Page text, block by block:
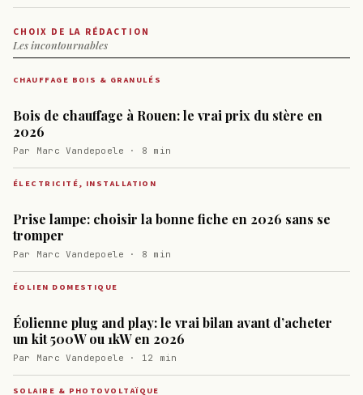
CHOIX DE LA RÉDACTION
Les incontournables
CHAUFFAGE BOIS & GRANULÉS
Bois de chauffage à Rouen: le vrai prix du stère en
2026
Par Marc Vandepoele · 8 min
ÉLECTRICITÉ, INSTALLATION
Prise lampe: choisir la bonne fiche en 2026 sans se
tromper
Par Marc Vandepoele · 8 min
ÉOLIEN DOMESTIQUE
Éolienne plug and play: le vrai bilan avant d’acheter
un kit 500W ou 1kW en 2026
Par Marc Vandepoele · 12 min
SOLAIRE & PHOTOVOLTAÏQUE